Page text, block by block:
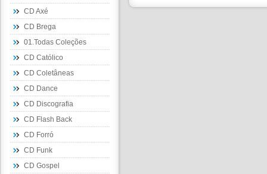
CD Axé
CD Brega
01.Todas Coleções
CD Católico
CD Coletâneas
CD Dance
CD Discografia
CD Flash Back
CD Forró
CD Funk
CD Gospel